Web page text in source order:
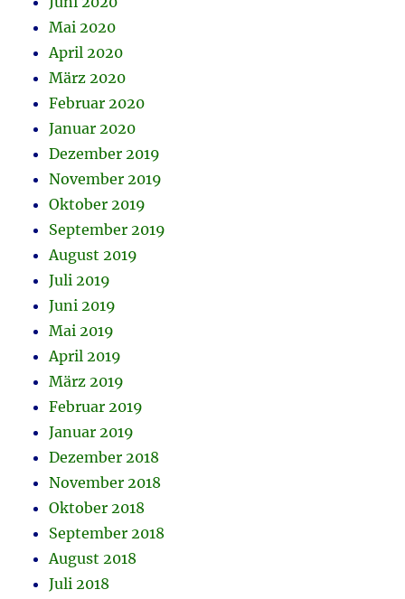
Mai 2020
April 2020
März 2020
Februar 2020
Januar 2020
Dezember 2019
November 2019
Oktober 2019
September 2019
August 2019
Juli 2019
Juni 2019
Mai 2019
April 2019
März 2019
Februar 2019
Januar 2019
Dezember 2018
November 2018
Oktober 2018
September 2018
August 2018
Juli 2018